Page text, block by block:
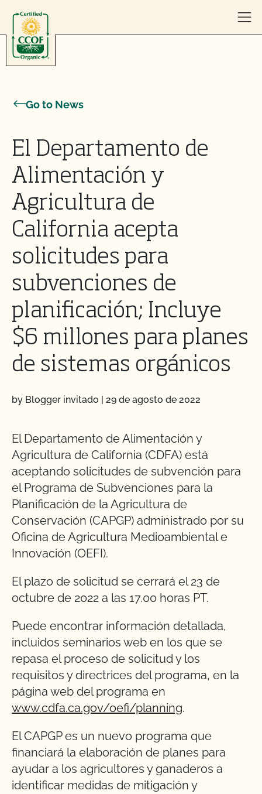
Go to News
El Departamento de
Alimentación y
Agricultura de
California acepta
solicitudes para
subvenciones de
planificación; Incluye
$6 millones para planes
de sistemas orgánicos
by Blogger invitado | 29 de agosto de 2022
El Departamento de Alimentación y
Agricultura de California (CDFA) está
aceptando solicitudes de subvención para
el Programa de Subvenciones para la
Planificación de la Agricultura de
Conservación (CAPGP) administrado por su
Oficina de Agricultura Medioambiental e
Innovación (OEFI).
El plazo de solicitud se cerrará el 23 de
octubre de 2022 a las 17.00 horas PT.
Puede encontrar información detallada,
incluidos seminarios web en los que se
repasa el proceso de solicitud y los
requisitos y directrices del programa, en la
página web del programa en
www.cdfa.ca.gov/oefi/planning.
El CAPGP es un nuevo programa que
financiará la elaboración de planes para
ayudar a los agricultores y ganaderos a
identificar medidas de mitigación y